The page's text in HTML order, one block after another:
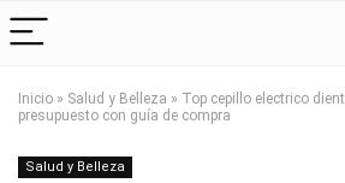
Inicio » Salud y Belleza » Top cepillo electrico
presupuesto con guía de compra
Salud y Belleza